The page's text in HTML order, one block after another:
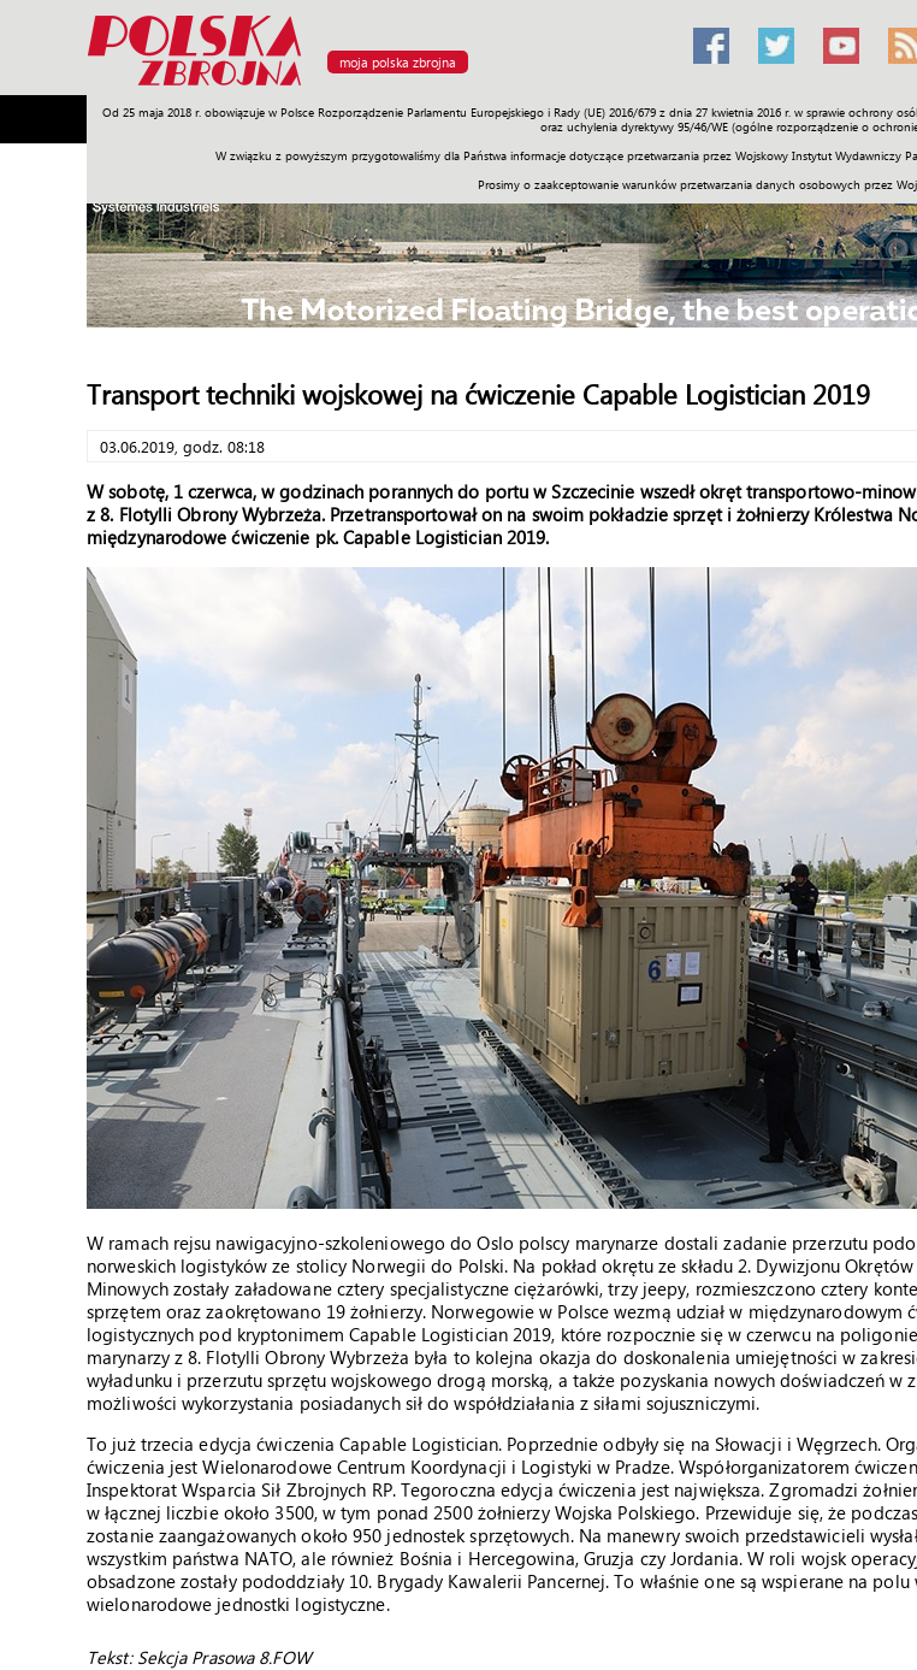
moja polska zbrojna
Od 25 maja 2018 r. obowiązuje w Polsce Rozporządzenie Parlamentu Europejskiego i Rady (UE) 2016/679 z dnia 27 kwietnia 2016 r. w sprawie
oraz uchylenia dyrektywy 95/46/WE (ogólne rozporządzenie o
W związku z powyższym przygotowaliśmy dla Państwa informacje dotyczące przetwarzania przez Wojskowy Instytut Wydawniczy
Prosimy o zaakceptowanie warunków przetwarzania danych osobowych przez
Armia Poligon Sprzęt Misje Polityka Prawo Świat Społeczność Sport Historia
Transport techniki wojskowej na ćwiczenie Capable Logistician 2019
03.06.2019, godz. 08:18
W sobotę, 1 czerwca, w godzinach porannych do portu w Szczecinie wszedł okręt transportowo-
z 8. Flotylli Obrony Wybrzeża. Przetransportował on na swoim pokładzie sprzęt i żołnierzy Królestwa
międzynarodowe ćwiczenie pk. Capable Logistician 2019.
W ramach rejsu nawigacyjno-szkoleniowego do Oslo polscy marynarze dostali zadanie przerzutu
norweskich logistyków ze stolicy Norwegii do Polski. Na pokład okrętu ze składu 2. Dywizjonu
Minowych zostały załadowane cztery specjalistyczne ciężarówki, trzy jeepy, rozmieszczono cztery
sprzętem oraz zaokrętowano 19 żołnierzy. Norwegowie w Polsce wezmą udział w międzynarodowym
logistycznych pod kryptonimem Capable Logistician 2019, które rozpocznie się w czerwcu na
marynarzy z 8. Flotylli Obrony Wybrzeża była to kolejna okazja do doskonalenia umiejętności w
wyładunku i przerzutu sprzętu wojskowego drogą morską, a także pozyskania nowych doświadczeń w
możliwości wykorzystania posiadanych sił do współdziałania z siłami sojuszniczymi.
To już trzecia edycja ćwiczenia Capable Logistician. Poprzednie odbyły się na Słowacji i Węgrzech.
ćwiczenia jest Wielonarodowe Centrum Koordynacji i Logistyki w Pradze. Współorganizatorem
Inspektorat Wsparcia Sił Zbrojnych RP. Tegoroczna edycja ćwiczenia jest największa. Zgromadzi
w łącznej liczbie około 3500, w tym ponad 2500 żołnierzy Wojska Polskiego. Przewiduje się, że
zostanie zaangażowanych około 950 jednostek sprzętowych. Na manewry swoich przedstawicieli
wszystkim państwa NATO, ale również Bośnia i Hercegowina, Gruzja czy Jordania. W roli wojsk
obsadzone zostały pododdziały 10. Brygady Kawalerii Pancernej. To właśnie one są wspierane na
wielonarodowe jednostki logistyczne.
Tekst: Sekcja Prasowa 8.FOW